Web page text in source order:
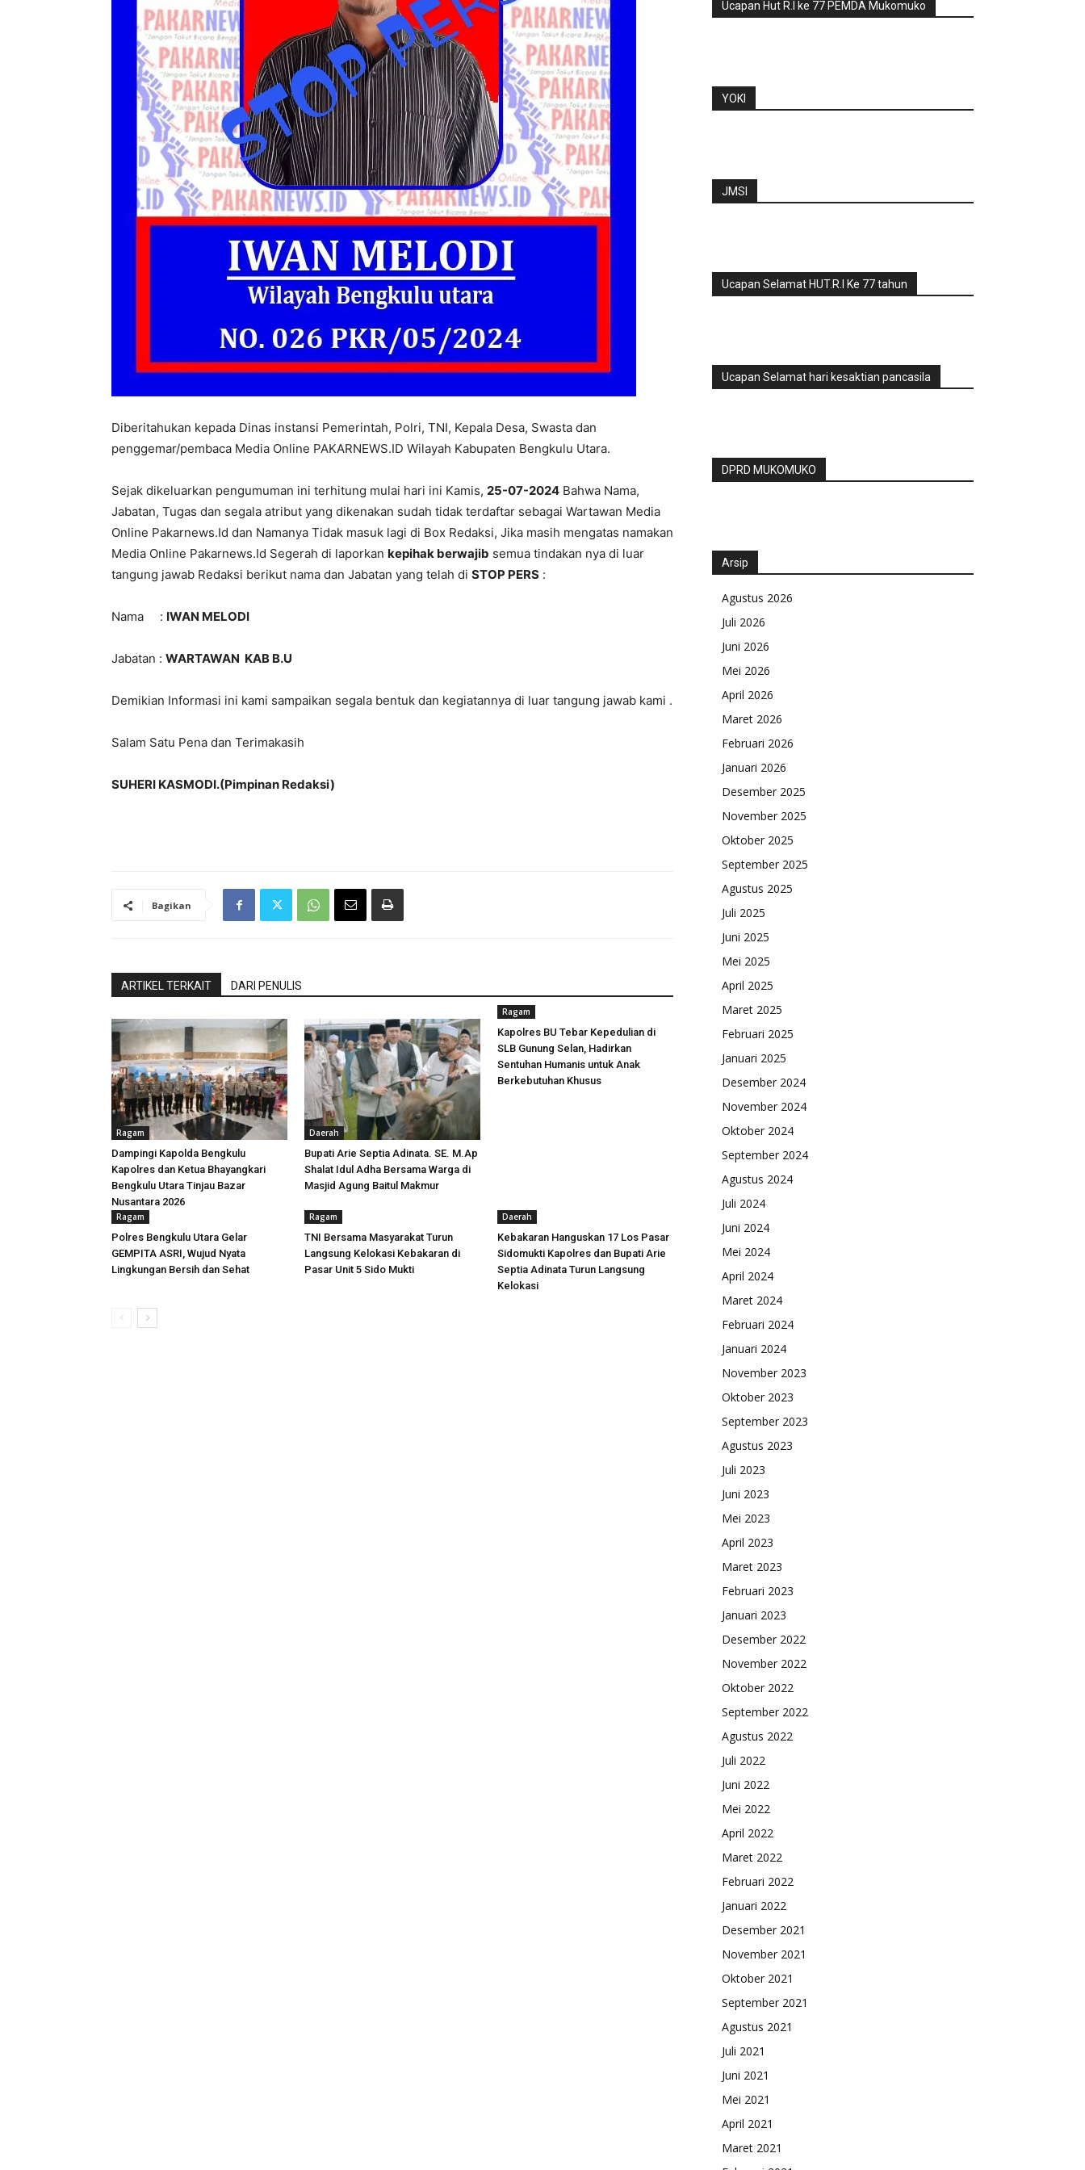
Diberitahukan kepada Dinas instansi Pemerintah, Polri, TNI, Kepala Desa, Swasta dan
penggemar/pembaca Media Online PAKARNEWS.ID Wilayah Kabupaten Bengkulu Utara.
Sejak dikeluarkan pengumuman ini terhitung mulai hari ini Kamis, 25-07-2024 Bahwa Nama,
Jabatan, Tugas dan segala atribut yang dikenakan sudah tidak terdaftar sebagai Wartawan Media
Online Pakarnews.Id dan Namanya Tidak masuk lagi di Box Redaksi, Jika masih mengatas namakan
Media Online Pakarnews.Id Segerah di laporkan kepihak berwajib semua tindakan nya di luar
tangung jawab Redaksi berikut nama dan Jabatan yang telah di STOP PERS :
Nama : IWAN MELODI
Jabatan : WARTAWAN KAB B.U
Demikian Informasi ini kami sampaikan segala bentuk dan kegiatannya di luar tangung jawab kami .
Salam Satu Pena dan Terimakasih
SUHERI KASMODI.(Pimpinan Redaksi)
Bagikan
ARTIKEL TERKAIT DARI PENULIS
Ragam
Dampingi Kapolda Bengkulu
Kapolres dan Ketua Bhayangkari
Bengkulu Utara Tinjau Bazar
Nusantara 2026
Daerah
Bupati Arie Septia Adinata. SE. M.Ap
Shalat Idul Adha Bersama Warga di
Masjid Agung Baitul Makmur
Ragam
Kapolres BU Tebar Kepedulian di
SLB Gunung Selan, Hadirkan
Sentuhan Humanis untuk Anak
Berkebutuhan Khusus
Ragam
Polres Bengkulu Utara Gelar
GEMPITA ASRI, Wujud Nyata
Lingkungan Bersih dan Sehat
Ragam
TNI Bersama Masyarakat Turun
Langsung Kelokasi Kebakaran di
Pasar Unit 5 Sido Mukti
Daerah
Kebakaran Hanguskan 17 Los Pasar
Sidomukti Kapolres dan Bupati Arie
Septia Adinata Turun Langsung
Kelokasi
Ucapan Hut R.I ke 77 PEMDA Mukomuko
YOKI
JMSI
Ucapan Selamat HUT.R.I Ke 77 tahun
Ucapan Selamat hari kesaktian pancasila
DPRD MUKOMUKO
Arsip
Agustus 2026
Juli 2026
Juni 2026
Mei 2026
April 2026
Maret 2026
Februari 2026
Januari 2026
Desember 2025
November 2025
Oktober 2025
September 2025
Agustus 2025
Juli 2025
Juni 2025
Mei 2025
April 2025
Maret 2025
Februari 2025
Januari 2025
Desember 2024
November 2024
Oktober 2024
September 2024
Agustus 2024
Juli 2024
Juni 2024
Mei 2024
April 2024
Maret 2024
Februari 2024
Januari 2024
November 2023
Oktober 2023
September 2023
Agustus 2023
Juli 2023
Juni 2023
Mei 2023
April 2023
Maret 2023
Februari 2023
Januari 2023
Desember 2022
November 2022
Oktober 2022
September 2022
Agustus 2022
Juli 2022
Juni 2022
Mei 2022
April 2022
Maret 2022
Februari 2022
Januari 2022
Desember 2021
November 2021
Oktober 2021
September 2021
Agustus 2021
Juli 2021
Juni 2021
Mei 2021
April 2021
Maret 2021